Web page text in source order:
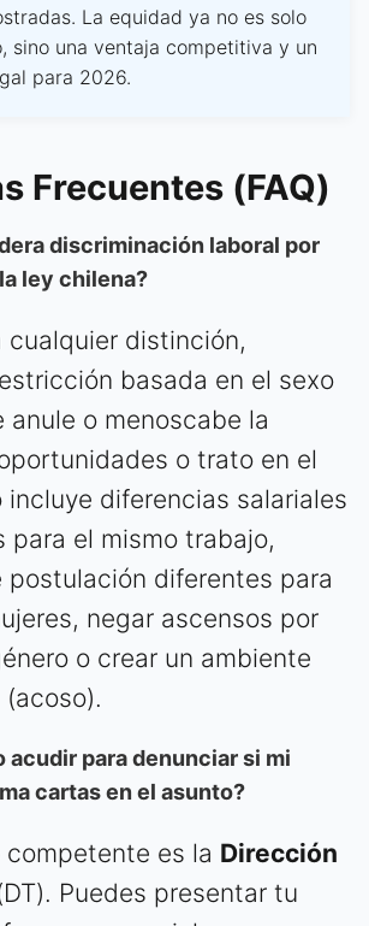
La equidad ya no es solo
sino una ventaja competitiva y un
para 2026.
Frecuentes (FAQ)
discriminación laboral por
ley chilena?
cualquier distinción,
basada en el sexo
anule o menoscabe la
o trato en el
incluye diferencias salariales
para el mismo trabajo,
postulación diferentes para
negar ascensos por
o crear un ambiente
acudir para denunciar si mi
cartas en el asunto?
competente es la Dirección
Puedes presentar tu